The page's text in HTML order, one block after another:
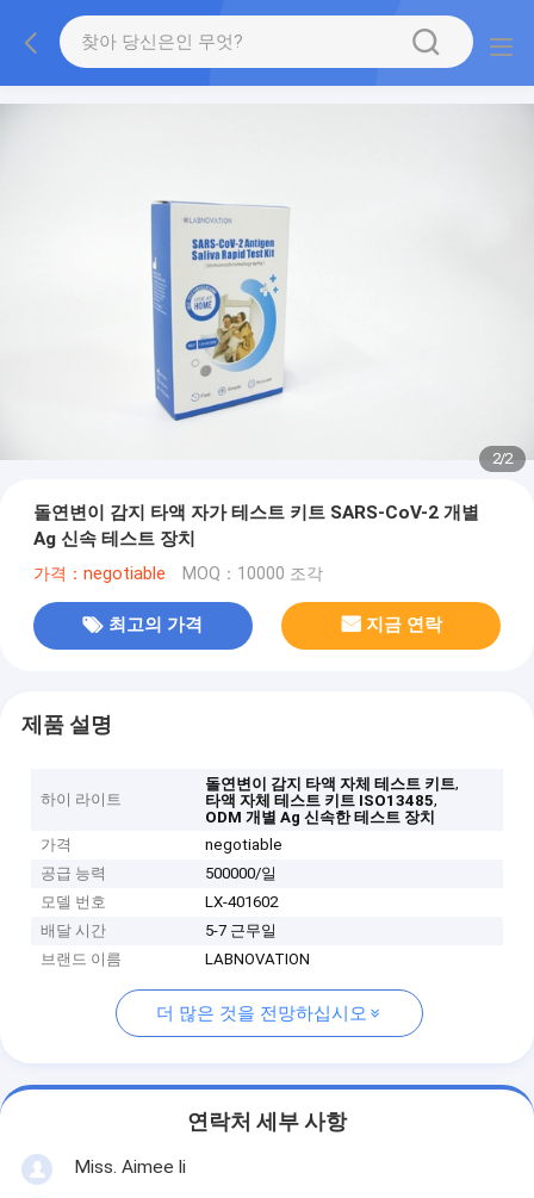
2/2
돌연변이 감지 타액 자가 테스트 키트 SARS-CoV-2 개별
Ag 신속 테스트 장치
가격：negotiable MOQ：10000 조각
최고의 가격 지금 연락
제품 설명
하이 라이트
돌연변이 감지 타액 자체 테스트 키트,
타액 자체 테스트 키트 ISO13485,
ODM 개별 Ag 신속한 테스트 장치
가격
negotiable
공급 능력
500000/일
모델 번호
LX-401602
배달 시간
5-7 근무일
브랜드 이름
LABNOVATION
더 많은 것을 전망하십시오
연락처 세부 사항
Miss. Aimee li